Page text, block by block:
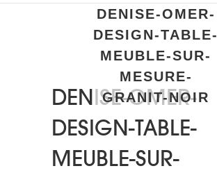
DENISE-OMER-
DESIGN-TABLE-
MEUBLE-SUR-
MESURE-
GRANIT-NOIR
DENISE-OMER-
DESIGN-TABLE-
MEUBLE-SUR-